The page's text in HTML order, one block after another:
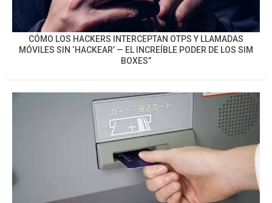
CÓMO LOS HACKERS INTERCEPTAN OTPS Y LLAMADAS
MÓVILES SIN ‘HACKEAR’ — EL INCREÍBLE PODER DE LOS SIM
BOXES”